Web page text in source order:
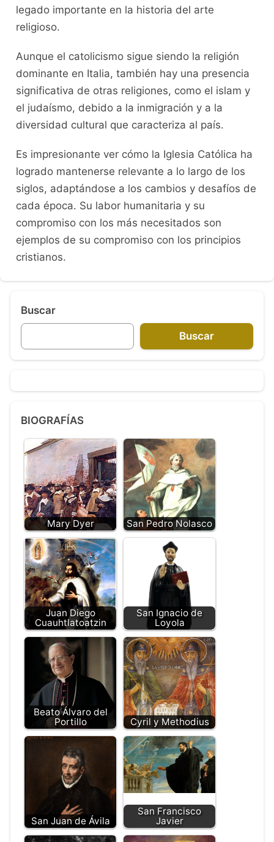
legado importante en la historia del arte
religioso.
Aunque el catolicismo sigue siendo la religión
dominante en Italia, también hay una presencia
significativa de otras religiones, como el islam y
el judaísmo, debido a la inmigración y a la
diversidad cultural que caracteriza al país.
Es impresionante ver cómo la Iglesia Católica ha
logrado mantenerse relevante a lo largo de los
siglos, adaptándose a los cambios y desafíos de
cada época. Su labor humanitaria y su
compromiso con los más necesitados son
ejemplos de su compromiso con los principios
cristianos.
Buscar
Buscar
BIOGRAFÍAS
Mary Dyer San Pedro Nolasco
Juan Diego
Cuauhtlatoatzin
San Ignacio de
Loyola
Beato Álvaro del
Portillo
Cyril y Methodius
San Juan de Ávila
San Francisco
Javier